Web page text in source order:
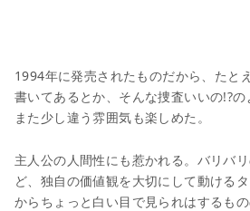
1994年に発売されたものだから、たと
書いてあるとか、そんな捜査いいの!?
また少し違う雰囲気も楽しめた。
主人公の人間性にも惹かれる。バリバ
ど、独自の価値観を大切にして動ける
からちょっと白い目で見られはするも